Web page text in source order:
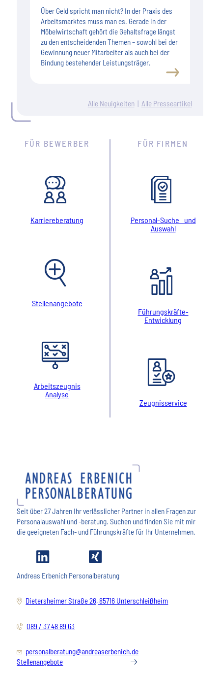
Über Geld spricht man nicht? In der Praxis des
Arbeitsmarktes muss man es. Gerade in der
Möbelwirtschaft gehört die Gehaltsfrage längst
zu den entscheidenden Themen – sowohl bei der
Gewinnung neuer Mitarbeiter als auch bei der
Bindung bestehender Leistungsträger.
Alle Neuigkeiten| Alle Presseartikel
FÜR BEWERBER
Karriereberatung
Stellenangebote
Arbeitszeugnis
Analyse
FÜR FIRMEN
Personal-Suche und
Auswahl
Führungskräfte-
Entwicklung
Zeugnisservice
Seit über 27 Jahren Ihr verlässlicher Partner in allen Fragen zur
Personalauswahl und -beratung. Suchen und finden Sie mit mir
die geeigneten Fach- und Führungskräfte für Ihr Unternehmen.
Andreas Erbenich Personalberatung
Dietersheimer Straße 26, 85716 Unterschleißheim
089 / 37 48 89 63
personalberatung@andreaserbenich.de
Stellenangebote